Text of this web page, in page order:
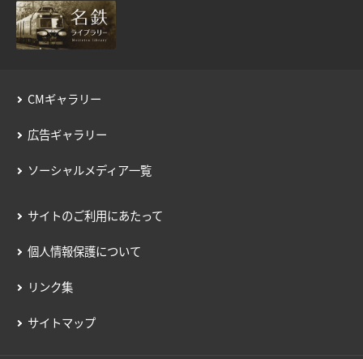
CMギャラリー
広告ギャラリー
ソーシャルメディア一覧
サイトのご利用にあたって
個人情報保護について
リンク集
サイトマップ